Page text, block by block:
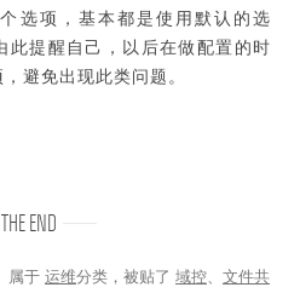
选项，基本都是使用默认的选
此提醒自己，以后在做配置的时
避免出现此类问题。
THE END
属于 运维分类，被贴了 域控
文件共